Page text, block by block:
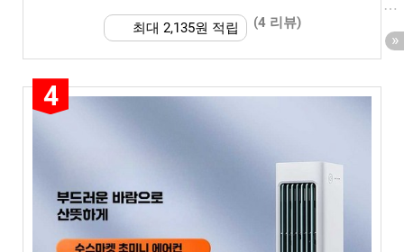
최대 2,135원 적립 (4 리뷰)
4